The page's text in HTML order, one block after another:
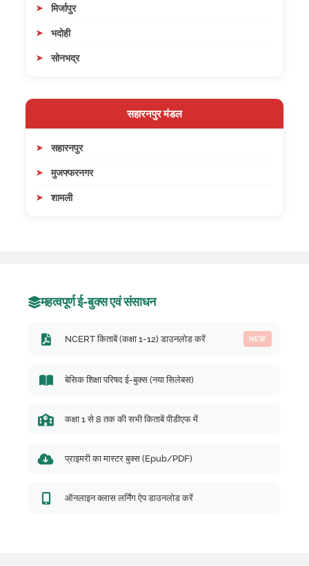
मिर्जापुर
भदोही
सोनभद्र
सहारनपुर मंडल
सहारनपुर
मुजफ्फरनगर
शामली
महत्वपूर्ण ई-बुक्स एवं संसाधन
NCERT किताबें (कक्षा 1-12) डाउनलोड करें NEW
बेसिक शिक्षा परिषद ई-बुक्स (नया सिलेबस)
कक्षा 1 से 8 तक की सभी किताबें पीडीएफ में
प्राइमरी का मास्टर बुक्स (Epub/PDF)
ऑनलाइन क्लास लर्निंग ऐप डाउनलोड करें